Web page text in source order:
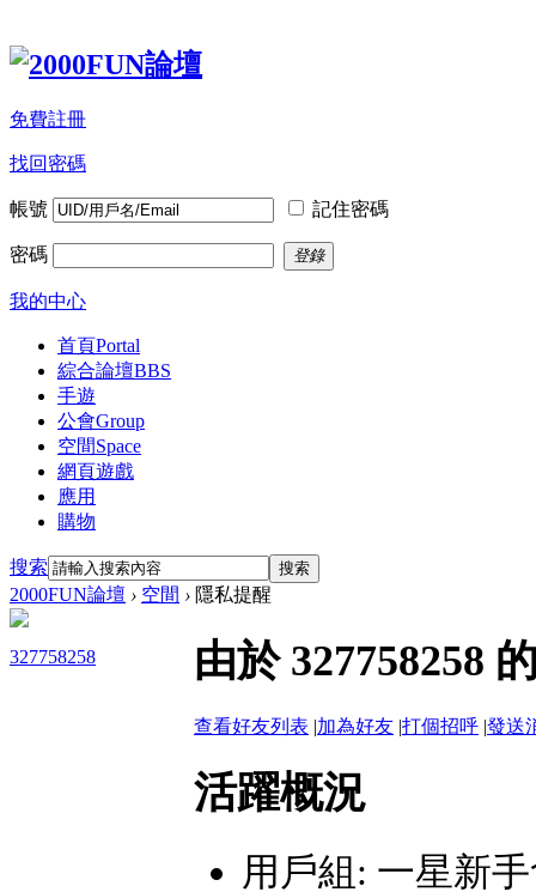
免費註冊
找回密碼
帳號 記住密碼
密碼 登錄
我的中心
首頁Portal
綜合論壇BBS
手遊
公會Group
空間Space
網頁遊戲
應用
購物
搜索 搜索
2000FUN論壇 › 空間 › 隱私提醒
327758258 由於 327758258
查看好友列表 |加為好友 |打個招呼 |發送
活躍概況
用戶組: 一星新